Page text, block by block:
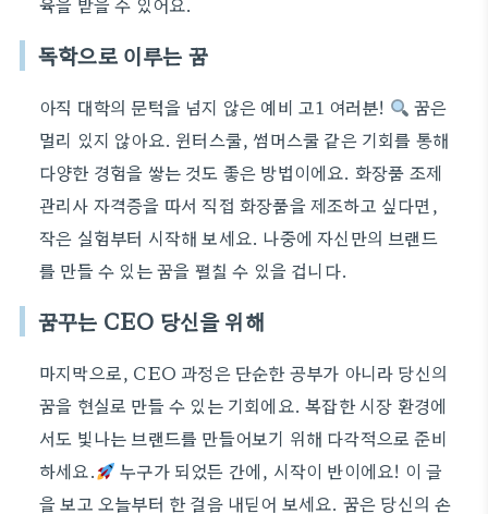
독학으로 이루는 꿈
아직 대학의 문턱을 넘지 않은 예비 고1 여러분!
꿈은
멀리 있지 않아요. 윈터스쿨, 썸머스쿨 같은 기회를 통해
다양한 경험을 쌓는 것도 좋은 방법이에요. 화장품 조제
관리사 자격증을 따서 직접 화장품을 제조하고 싶다면,
작은 실험부터 시작해 보세요. 나중에 자신만의 브랜드
를 만들 수 있는 꿈을 펼칠 수 있을 겁니다.
꿈꾸는 CEO 당신을 위해
마지막으로, CEO 과정은 단순한 공부가 아니라 당신의
꿈을 현실로 만들 수 있는 기회에요. 복잡한 시장 환경에
서도 빛나는 브랜드를 만들어보기 위해 다각적으로 준비
하세요.
누구가 되었든 간에, 시작이 반이에요! 이 글
을 보고 오늘부터 한 걸음 내딛어 보세요. 꿈은 당신의 손